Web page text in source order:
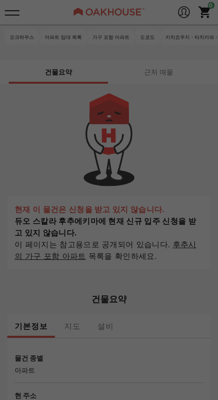
오크하우스 아파트 임대 목록 가구 포함 아파트 도쿄도 키치죠우지・타치카와
건물요약 근처 매물
현재 이 물건은 신청을 받고 있지 않습니다.
듀오 스칼라 후추에키마에 현재 신규 입주 신청을 받
고 있지 않습니다.
이 페이지는 참고용으로 공개되어 있습니다. 후추시
의 가구 포함 아파트 목록을 확인하세요.
건물요약
기본정보 지도 설비
물건 종별
아파트
현 주소